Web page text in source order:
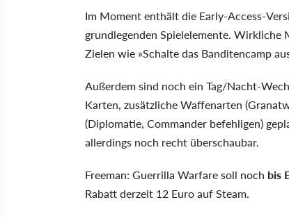
Im Moment enthält die Early-Access-
grundlegenden Spielelemente. Wirkliche
Zielen wie »Schalte das Banditencamp
Außerdem sind noch ein Tag/Nacht-
Karten, zusätzliche Waffenarten
(Diplomatie, Commander befehligen)
allerdings noch recht überschaubar.
Freeman: Guerrilla Warfare soll noch bis
Rabatt derzeit 12 Euro auf Steam.